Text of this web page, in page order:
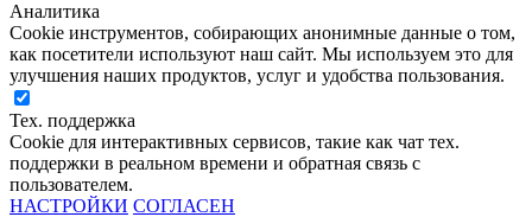
Аналитика
Cookie инструментов, собирающих анонимные данные о том,
как посетители используют наш сайт. Мы используем это для
улучшения наших продуктов, услуг и удобства пользования.
Тех. поддержка
Cookie для интерактивных сервисов, такие как чат тех.
поддержки в реальном времени и обратная связь с
пользователем.
НАСТРОЙКИ СОГЛАСЕН